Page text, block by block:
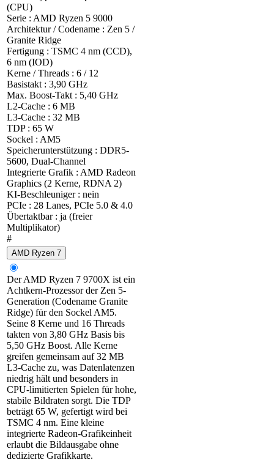
(CPU)
Serie : AMD Ryzen 5 9000
Architektur / Codename : Zen 5 /
Granite Ridge
Fertigung : TSMC 4 nm (CCD),
6 nm (IOD)
Kerne / Threads : 6 / 12
Basistakt : 3,90 GHz
Max. Boost-Takt : 5,40 GHz
L2-Cache : 6 MB
L3-Cache : 32 MB
TDP : 65 W
Sockel : AM5
Speicherunterstützung : DDR5-
5600, Dual-Channel
Integrierte Grafik : AMD Radeon
Graphics (2 Kerne, RDNA 2)
KI-Beschleuniger : nein
PCIe : 28 Lanes, PCIe 5.0 & 4.0
Übertaktbar : ja (freier
Multiplikator)
#
AMD Ryzen 7
Der AMD Ryzen 7 9700X ist ein
Achtkern-Prozessor der Zen 5-
Generation (Codename Granite
Ridge) für den Sockel AM5.
Seine 8 Kerne und 16 Threads
takten von 3,80 GHz Basis bis
5,50 GHz Boost. Alle Kerne
greifen gemeinsam auf 32 MB
L3-Cache zu, was Datenlatenzen
niedrig hält und besonders in
CPU-limitierten Spielen für hohe,
stabile Bildraten sorgt. Die TDP
beträgt 65 W, gefertigt wird bei
TSMC 4 nm. Eine kleine
integrierte Radeon-Grafikeinheit
erlaubt die Bildausgabe ohne
dedizierte Grafikkarte.